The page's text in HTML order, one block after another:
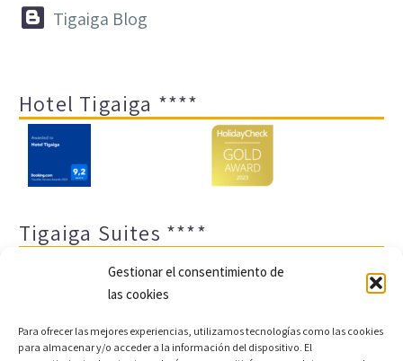
Gestionar el consentimiento de
las cookies
Para ofrecer las mejores experiencias, utilizamos tecnologías como las cookies
para almacenar y/o acceder a la información del dispositivo. El

 Tigaiga Blog
Hotel Tigaiga ****
Tigaiga Suites ****